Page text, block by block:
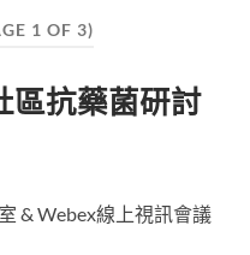
1 OF 3)
區抗藥菌研討
& Webex線上視訊會議